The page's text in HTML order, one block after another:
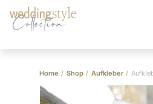
Collection
Home / Shop / Aufkleber /